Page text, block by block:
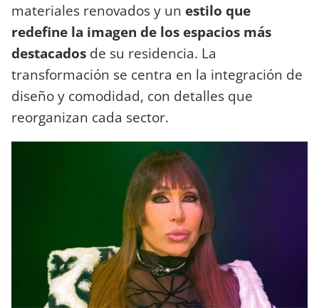
materiales renovados y un estilo que
redefine la imagen de los espacios más
destacados de su residencia. La
transformación se centra en la integración de
diseño y comodidad, con detalles que
reorganizan cada sector.